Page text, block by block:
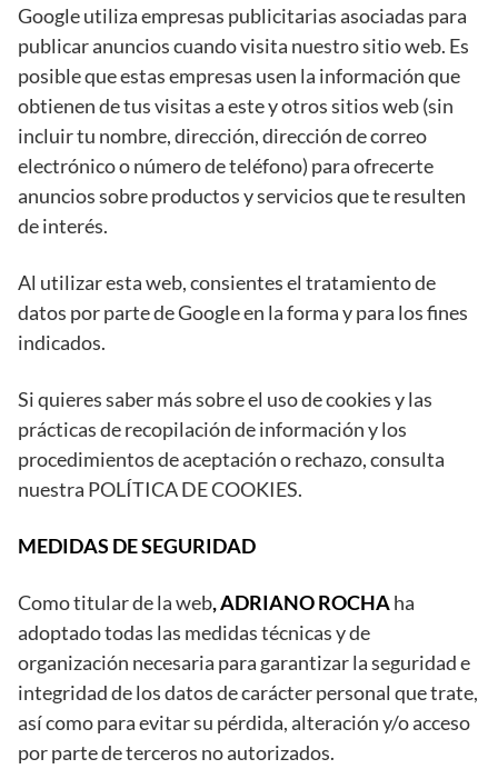
Google utiliza empresas publicitarias asociadas para
publicar anuncios cuando visita nuestro sitio web. Es
posible que estas empresas usen la información que
obtienen de tus visitas a este y otros sitios web (sin
incluir tu nombre, dirección, dirección de correo
electrónico o número de teléfono) para ofrecerte
anuncios sobre productos y servicios que te resulten
de interés.
Al utilizar esta web, consientes el tratamiento de
datos por parte de Google en la forma y para los fines
indicados.
Si quieres saber más sobre el uso de cookies y las
prácticas de recopilación de información y los
procedimientos de aceptación o rechazo, consulta
nuestra POLÍTICA DE COOKIES.
MEDIDAS DE SEGURIDAD
Como titular de la web, ADRIANO ROCHAha
adoptado todas las medidas técnicas y de
organización necesaria para garantizar la seguridad e
integridad de los datos de carácter personal que trate,
así como para evitar su pérdida, alteración y/o acceso
por parte de terceros no autorizados.